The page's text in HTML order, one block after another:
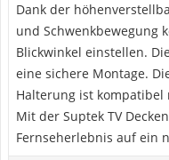
Dank der
und Schwenkbewegung
Blickwinkel einstellen.
eine sichere Montage.
Halterung ist kompatibel
Mit der Suptek TV
Fernseherlebnis auf ein